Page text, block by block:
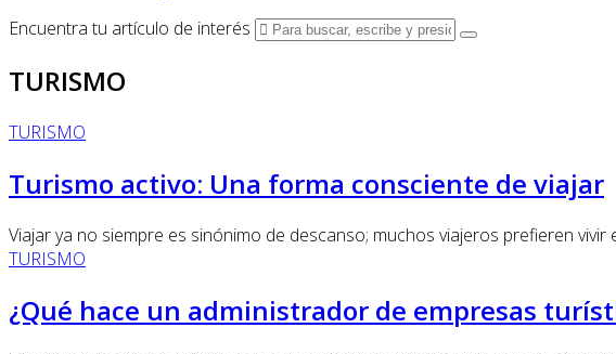
Encuentra tu artículo de interés
TURISMO
TURISMO
Turismo activo: Una forma consciente de viajar
Viajar ya no siempre es sinónimo de descanso; muchos viajeros prefieren vivir
TURISMO
¿Qué hace un administrador de empresas